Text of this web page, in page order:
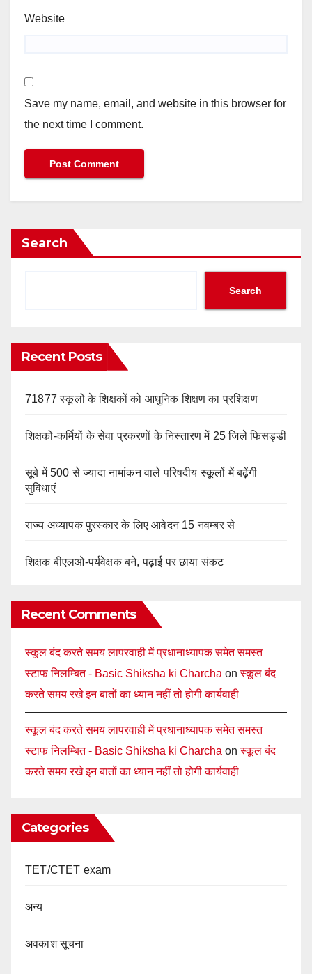
Website
Save my name, email, and website in this browser for
the next time I comment.
Search
Search
Recent Posts
71877 स्कूलों के शिक्षकों को आधुनिक शिक्षण का प्रशिक्षण
शिक्षकों-कर्मियों के सेवा प्रकरणों के निस्तारण में 25 जिले फिसड्डी
सूबे में 500 से ज्यादा नामांकन वाले परिषदीय स्कूलों में बढ़ेंगी
सुविधाएं
राज्य अध्यापक पुरस्कार के लिए आवेदन 15 नवम्बर से
शिक्षक बीएलओ-पर्यवेक्षक बने, पढ़ाई पर छाया संकट
Recent Comments
स्कूल बंद करते समय लापरवाही में प्रधानाध्यापक समेत समस्त
स्टाफ निलम्बित - Basic Shiksha ki Charcha onस्कूल बंद
करते समय रखे इन बातों का ध्यान नहीं तो होगी कार्यवाही
स्कूल बंद करते समय लापरवाही में प्रधानाध्यापक समेत समस्त
स्टाफ निलम्बित - Basic Shiksha ki Charcha onस्कूल बंद
करते समय रखे इन बातों का ध्यान नहीं तो होगी कार्यवाही
Categories
TET/CTET exam
अन्य
अवकाश सूचना